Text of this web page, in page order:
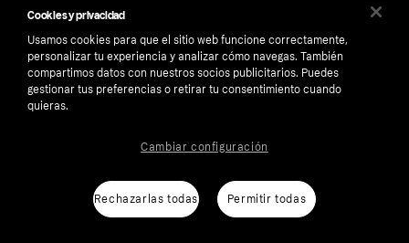
Número de empresa: 556737-0431
Aviso Sobre CookiesKlarna.com
Cookies y privacidad
Usamos cookies para que el sitio web funcione correctamente,
personalizar tu experiencia y analizar cómo navegas. También
compartimos datos con nuestros socios publicitarios. Puedes
gestionar tus preferencias o retirar tu consentimiento cuando
quieras.
Rechazarlas todas Permitir todas
Cambiar configuración